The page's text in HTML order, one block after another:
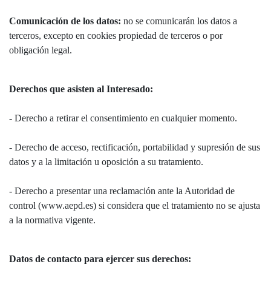
Comunicación de los datos: no se comunicarán los datos a
terceros, excepto en cookies propiedad de terceros o por
obligación legal.
Derechos que asisten al Interesado:
- Derecho a retirar el consentimiento en cualquier momento.
- Derecho de acceso, rectificación, portabilidad y supresión de sus
datos y a la limitación u oposición a su tratamiento.
- Derecho a presentar una reclamación ante la Autoridad de
control (www.aepd.es) si considera que el tratamiento no se ajusta
a la normativa vigente.
Datos de contacto para ejercer sus derechos: